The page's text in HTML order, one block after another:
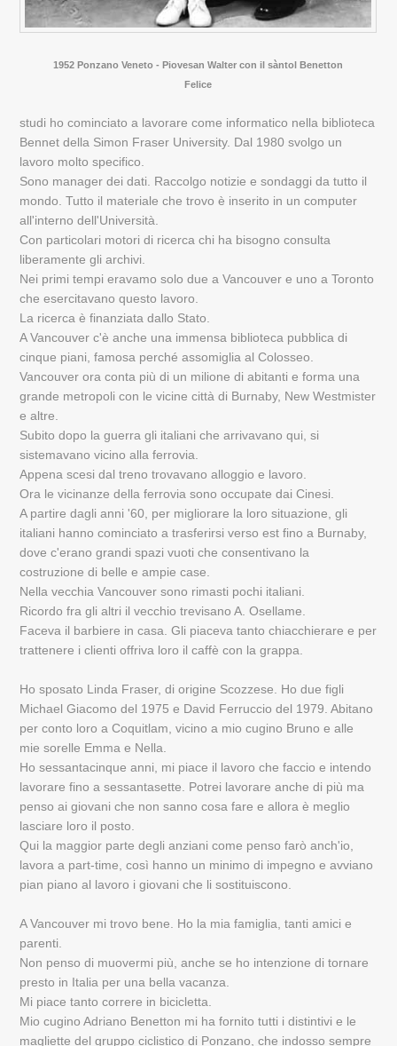
1952 Ponzano Veneto - Piovesan Walter con il sàntol Benetton
Felice
studi ho cominciato a lavorare come informatico nella biblioteca
Bennet della Simon Fraser University. Dal 1980 svolgo un
lavoro molto specifico.
Sono manager dei dati. Raccolgo notizie e sondaggi da tutto il
mondo. Tutto il materiale che trovo è inserito in un computer
all'interno dell'Università.
Con particolari motori di ricerca chi ha bisogno consulta
liberamente gli archivi.
Nei primi tempi eravamo solo due a Vancouver e uno a Toronto
che esercitavano questo lavoro.
La ricerca è finanziata dallo Stato.
A Vancouver c'è anche una immensa biblioteca pubblica di
cinque piani, famosa perché assomiglia al Colosseo.
Vancouver ora conta più di un milione di abitanti e forma una
grande metropoli con le vicine città di Burnaby, New Westmister
e altre.
Subito dopo la guerra gli italiani che arrivavano qui, si
sistemavano vicino alla ferrovia.
Appena scesi dal treno trovavano alloggio e lavoro.
Ora le vicinanze della ferrovia sono occupate dai Cinesi.
A partire dagli anni '60, per migliorare la loro situazione, gli
italiani hanno cominciato a trasferirsi verso est fino a Burnaby,
dove c'erano grandi spazi vuoti che consentivano la
costruzione di belle e ampie case.
Nella vecchia Vancouver sono rimasti pochi italiani.
Ricordo fra gli altri il vecchio trevisano A. Osellame.
Faceva il barbiere in casa. Gli piaceva tanto chiacchierare e per
trattenere i clienti offriva loro il caffè con la grappa.
Ho sposato Linda Fraser, di origine Scozzese. Ho due figli
Michael Giacomo del 1975 e David Ferruccio del 1979. Abitano
per conto loro a Coquitlam, vicino a mio cugino Bruno e alle
mie sorelle Emma e Nella.
Ho sessantacinque anni, mi piace il lavoro che faccio e intendo
lavorare fino a sessantasette. Potrei lavorare anche di più ma
penso ai giovani che non sanno cosa fare e allora è meglio
lasciare loro il posto.
Qui la maggior parte degli anziani come penso farò anch'io,
lavora a part-time, così hanno un minimo di impegno e avviano
pian piano al lavoro i giovani che li sostituiscono.
A Vancouver mi trovo bene. Ho la mia famiglia, tanti amici e
parenti.
Non penso di muovermi più, anche se ho intenzione di tornare
presto in Italia per una bella vacanza.
Mi piace tanto correre in bicicletta.
Mio cugino Adriano Benetton mi ha fornito tutti i distintivi e le
magliette del gruppo ciclistico di Ponzano, che indosso sempre